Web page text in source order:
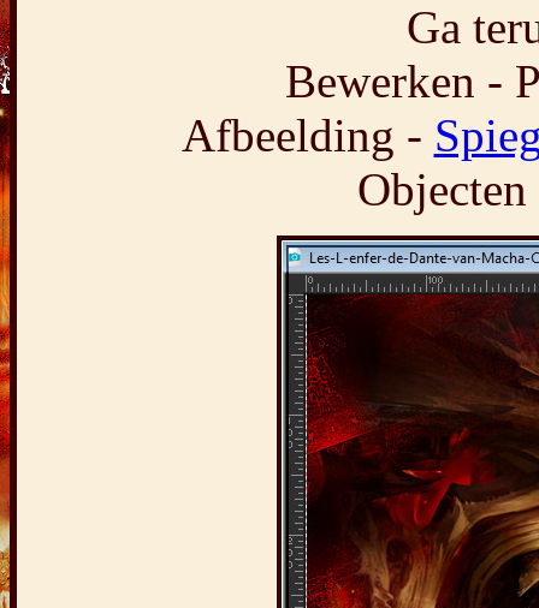
Ga
Bewerken -
Afbeelding -